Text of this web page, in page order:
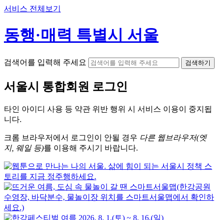
서비스 전체보기
동행·매력 특별시 서울
검색어를 입력해 주세요 검색하기
서울시 통합회원 로그인
타인 아이디 사용 등 약관 위반 행위 시 서비스 이용이 중지됩
니다.
크롬 브라우저에서 로그인이 안될 경우 다른 웹브라우저(엣
지, 웨일 등)를 이용해 주시기 바랍니다.